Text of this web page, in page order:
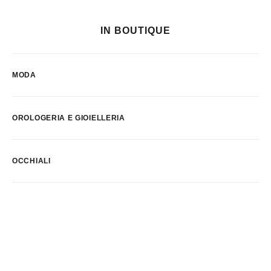
IN BOUTIQUE
MODA
OROLOGERIA E GIOIELLERIA
OCCHIALI